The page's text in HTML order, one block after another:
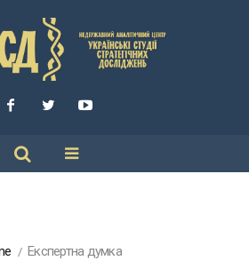
Експертна думка